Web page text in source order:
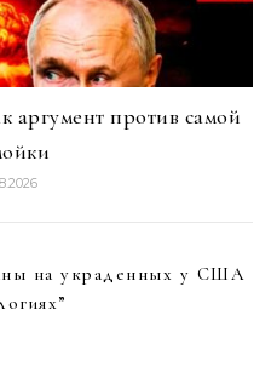
аргумент против самой
на украденных у США
”